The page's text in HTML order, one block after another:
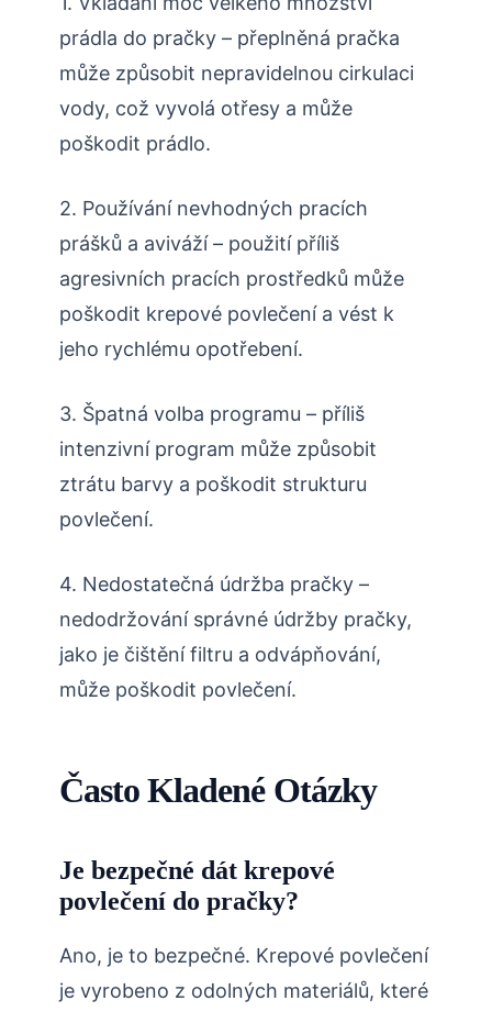
prádla do pračky – přeplněná pračka
může způsobit nepravidelnou cirkulaci
vody, což vyvolá otřesy a může
poškodit prádlo.
2. Používání nevhodných pracích
prášků a aviváží – použití příliš
agresivních pracích prostředků může
poškodit krepové povlečení a vést k
jeho rychlému opotřebení.
3. Špatná volba programu – příliš
intenzivní program může způsobit
ztrátu barvy a poškodit strukturu
povlečení.
4. Nedostatečná údržba pračky –
nedodržování správné údržby pračky,
jako je čištění filtru a odvápňování,
může poškodit povlečení.
Často Kladené Otázky
Je bezpečné dát krepové
povlečení do pračky?
Ano, je to bezpečné. Krepové povlečení
je vyrobeno z odolných materiálů, které